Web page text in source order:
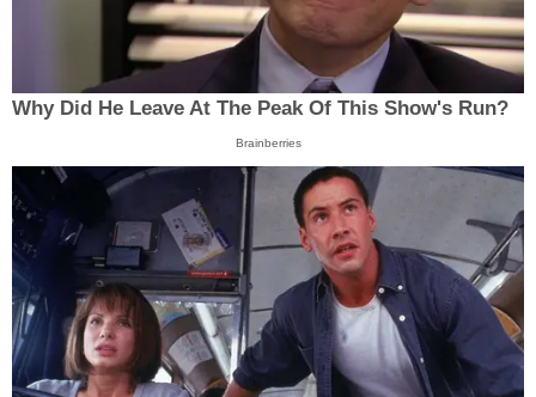
Why Did He Leave At The Peak Of This Show's Run?
Brainberries